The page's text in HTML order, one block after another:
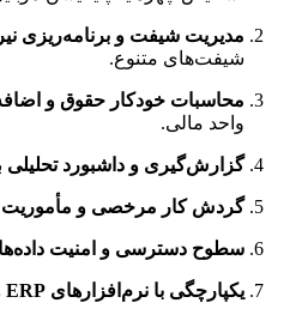
مدیریت شیفت و برنامه‌ریزی
شیفت‌های متنوع.
محاسبات خودکار حقوق و
واحد مالی.
گزارش‌گیری و داشبورد تحلیلی
گردش کار مرخصی و مأموریت
سطوح دسترسی و امنیت داده‌ها
یکپارچگی با نرم‌افزارهای ERP و حقوق و دستمزد